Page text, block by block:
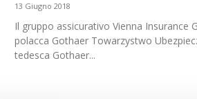
13 Giugno 2018
Il gruppo assicurativo Vienna Insurance
polacca Gothaer Towarzystwo
tedesca Gothaer...